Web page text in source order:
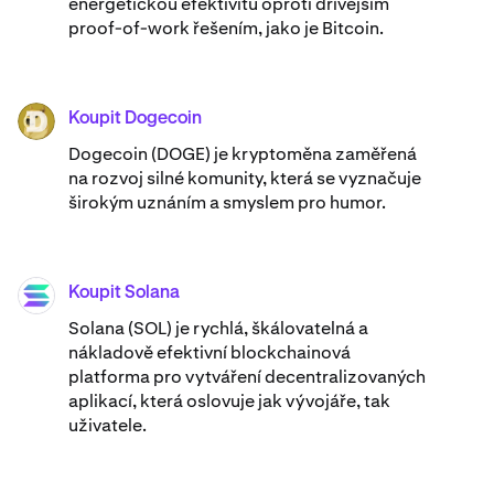
proof-of-work řešením, jako je Bitcoin.
DOGE Koupit Dogecoin
Dogecoin (DOGE) je kryptoměna zaměřená
na rozvoj silné komunity, která se vyznačuje
širokým uznáním a smyslem pro humor.
SOL Koupit Solana
Solana (SOL) je rychlá, škálovatelná a
nákladově efektivní blockchainová
platforma pro vytváření decentralizovaných
aplikací, která oslovuje jak vývojáře, tak
uživatele.